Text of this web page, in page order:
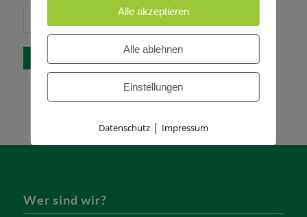
Wer sind wir?
Alle akzeptieren
Alle ablehnen
Einstellungen
Datenschutz| Impressum